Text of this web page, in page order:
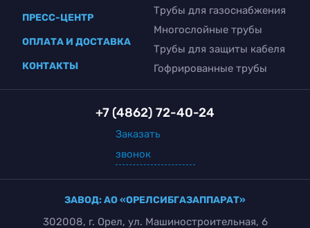
ПРЕСС-ЦЕНТР
ОПЛАТА И ДОСТАВКА
КОНТАКТЫ
Трубы для газоснабжения
Многослойные трубы
Трубы для защиты кабеля
Гофрированные трубы
ЗАВОД: АО «ОРЕЛСИБГАЗАППАРАТ»
302008, г. Орел, ул. Машиностроительная, 6
+7 (4862) 72-40-24
Заказать
звонок